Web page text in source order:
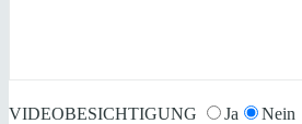
VIDEOBESICHTIGUNG Ja Nein